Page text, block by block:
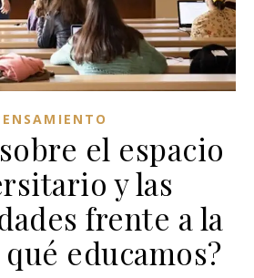
el espacio
y las
frente a la
educamos?